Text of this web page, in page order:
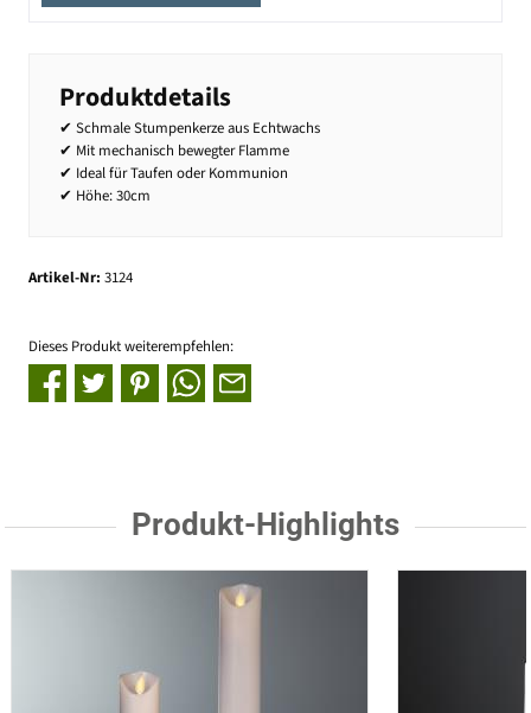
Produktdetails
✔ Schmale Stumpenkerze aus Echtwachs
✔ Mit mechanisch bewegter Flamme
✔ Ideal für Taufen oder Kommunion
✔ Höhe: 30cm
Artikel-Nr: 3124
Dieses Produkt weiterempfehlen:
Produkt-Highlights